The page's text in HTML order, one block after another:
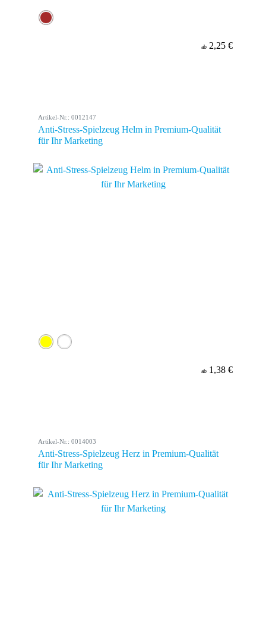
ab 2,25 €
Artikel-Nr.: 0012147
Anti-Stress-Spielzeug Helm in Premium-Qualität
für Ihr Marketing
ab 1,38 €
Artikel-Nr.: 0014003
Anti-Stress-Spielzeug Herz in Premium-Qualität
für Ihr Marketing